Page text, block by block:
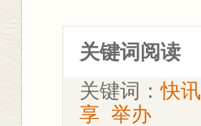
关键词阅读
关键词：快讯
享 举办